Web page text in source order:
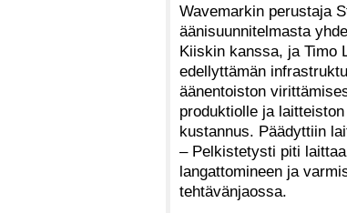
Wavemarkin perustaja
äänisuunnitelmasta
Kiiskin kanssa, ja Timo
edellyttämän
äänentoiston
produktiolle ja
kustannus. Päädyttiin
– Pelkistetysti piti
langattomineen ja
tehtävänjaossa.